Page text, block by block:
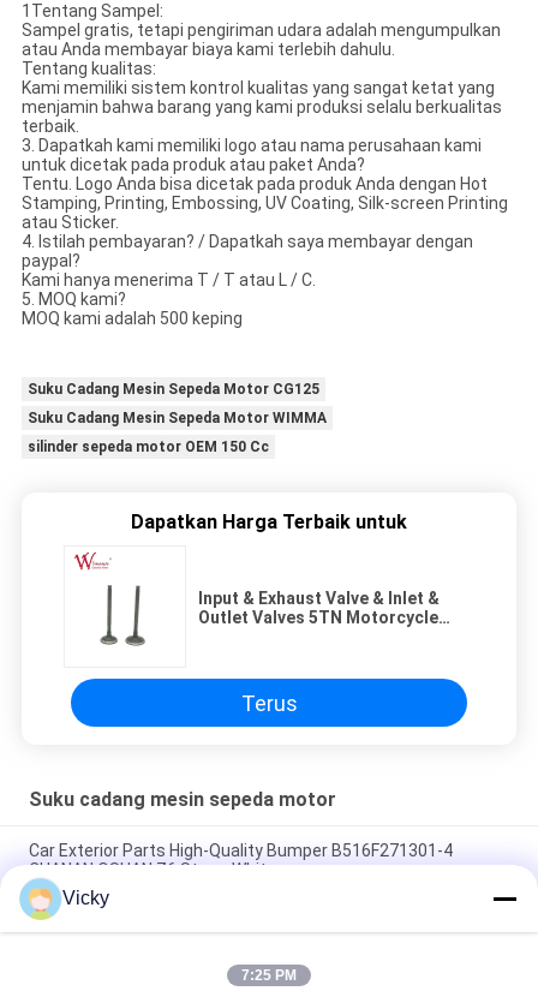
1Tentang Sampel:
Sampel gratis, tetapi pengiriman udara adalah mengumpulkan
atau Anda membayar biaya kami terlebih dahulu.
Tentang kualitas:
Kami memiliki sistem kontrol kualitas yang sangat ketat yang
menjamin bahwa barang yang kami produksi selalu berkualitas
terbaik.
3. Dapatkah kami memiliki logo atau nama perusahaan kami
untuk dicetak pada produk atau paket Anda?
Tentu. Logo Anda bisa dicetak pada produk Anda dengan Hot
Stamping, Printing, Embossing, UV Coating, Silk-screen Printing
atau Sticker.
4. Istilah pembayaran? / Dapatkah saya membayar dengan
paypal?
Kami hanya menerima T / T atau L / C.
5. MOQ kami?
MOQ kami adalah 500 keping
Suku Cadang Mesin Sepeda Motor CG125
Suku Cadang Mesin Sepeda Motor WIMMA
silinder sepeda motor OEM 150 Cc
Dapatkan Harga Terbaik untuk
Input & Exhaust Valve & Inlet &
Outlet Valves 5TN Motorcycle
Terus
Suku cadang mesin sepeda motor
Car Exterior Parts High-Quality Bumper B516F271301-4
CHANAN OSHAN​ Z6 Starry White
Motor starter Honda EX5 Mesin Sepeda Motor suku cadang
Grosir Murah Dengan Kinerja Tinggi
Sepeda motor busi untuk CPR8EAIX-9 China Pemasok Sistem
Vicky
7:25 PM